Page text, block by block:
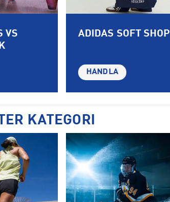
VS
ADIDAS SOFT SHOP
HANDLA
KATEGORI